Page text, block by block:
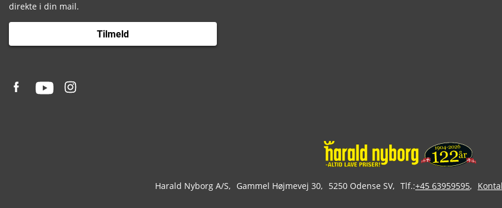
direkte i din mail.
Tilmeld
Harald Nyborg A/S Gammel Højmevej 30 5250 Odense SV Tlf.:+45 63959595